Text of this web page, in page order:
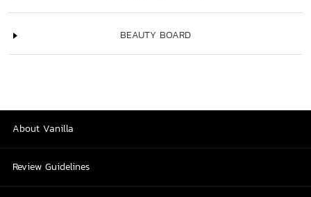
BEAUTY BOARD
About Vanilla
Review Guidelines